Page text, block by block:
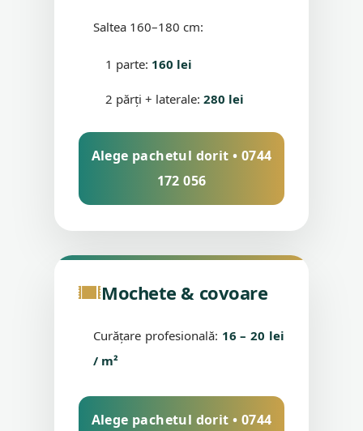
Saltea 160–180 cm:
1 parte: 160 lei
2 părți + laterale:280 lei
Alege pachetul dorit • 0744
172 056
Mochete & covoare
Curățare profesională: 16 – 20 lei
/ m²
Alege pachetul dorit • 0744